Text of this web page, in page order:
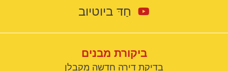
חַדּ ביוטיוב
ביקורת מבנים
בדיקת דירה חדשה מקבלן